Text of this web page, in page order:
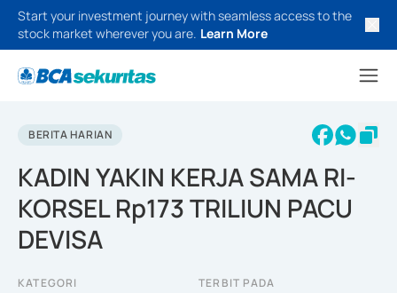
Start your investment journey with seamless access to the
stock market wherever you are. Learn More
BERITA HARIAN
KADIN YAKIN KERJA SAMA RI-
KORSEL Rp173 TRILIUN PACU
DEVISA
KATEGORI TERBIT PADA